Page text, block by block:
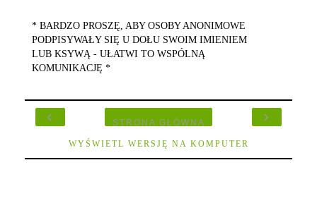
* BARDZO PROSZĘ, ABY OSOBY ANONIMOWE
PODPISYWAŁY SIĘ U DOŁU SWOIM IMIENIEM
LUB KSYWĄ - UŁATWI TO WSPÓLNĄ
KOMUNIKACJĘ *
‹ ›
STRONA GŁÓWNA
WYŚWIETL WERSJĘ NA KOMPUTER